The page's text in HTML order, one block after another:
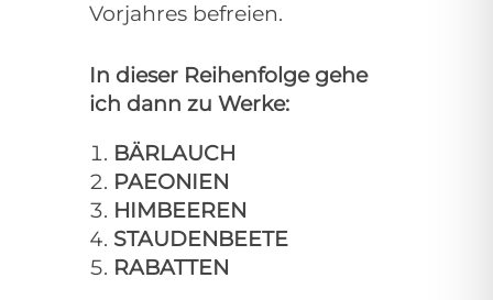
Vorjahres befreien.
In dieser Reihenfolge gehe
ich dann zu Werke:
BÄRLAUCH
PAEONIEN
HIMBEEREN
STAUDENBEETE
RABATTEN